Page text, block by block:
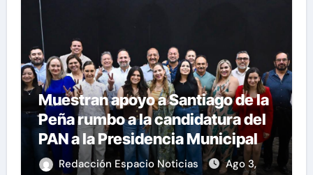
Muestran apoyo a Santiago de la
Peña rumbo a la candidatura del
PAN a la Presidencia Municipal
Redacción Espacio Noticias
Ago 3,